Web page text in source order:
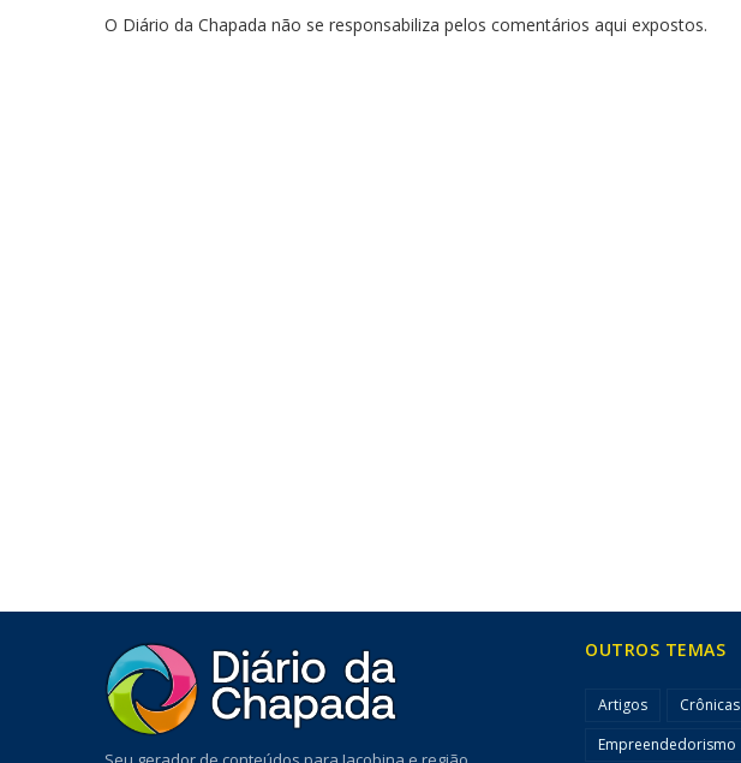
O Diário da Chapada não se responsabiliza pelos comentários aqui expostos.
OUTROS TEMAS
Artigos Crônicas
Empreendedorismo